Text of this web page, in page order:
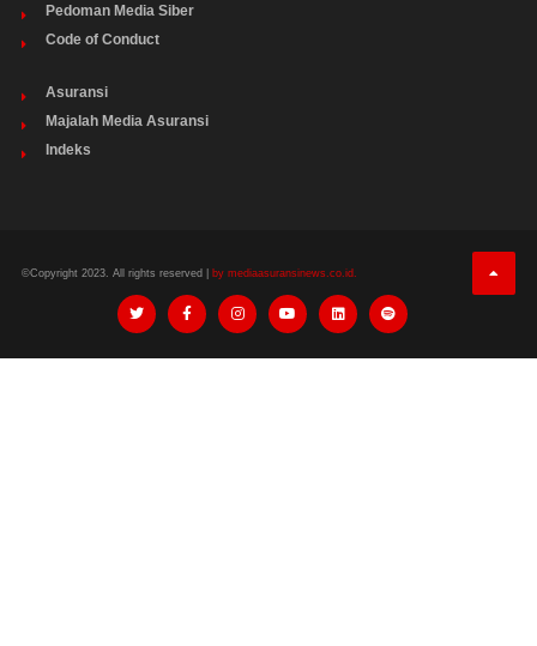
Pedoman Media Siber
Code of Conduct
Asuransi
Majalah Media Asuransi
Indeks
©Copyright 2023. All rights reserved | by mediaasuransinews.co.id.